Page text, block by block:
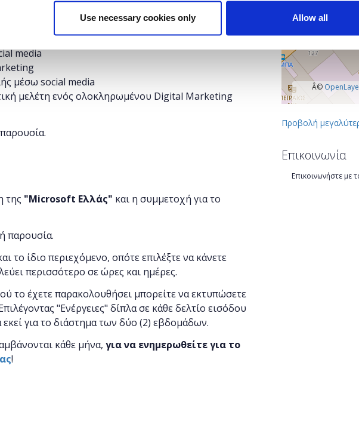
Use necessary cookies only Allow all
σήμερα και διεθνώς: Facebook, Linkedln,Twitter,
media
μέσω social media
μελέτη ενός ολοκληρωμένου Digital Marketing
της "Microsoft Ελλάς" και η συμμετοχή για το
παρουσία.
το ίδιο περιεχόμενο, οπότε επιλέξτε να κάνετε
περισσότερο σε ώρες και ημέρες.
το έχετε παρακολουθήσει μπορείτε να εκτυπώσετε
"Ενέργειες" δίπλα σε κάθε δελτίο εισόδου
εκεί για το διάστημα των δύο (2) εβδομάδων.
κάθε μήνα, για να ενημερωθείτε για το
!
Â©
Προβολή
Επικοινωνία
Επικοινωνήστε με